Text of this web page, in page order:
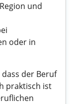
und
oder in
der Beruf
praktisch ist